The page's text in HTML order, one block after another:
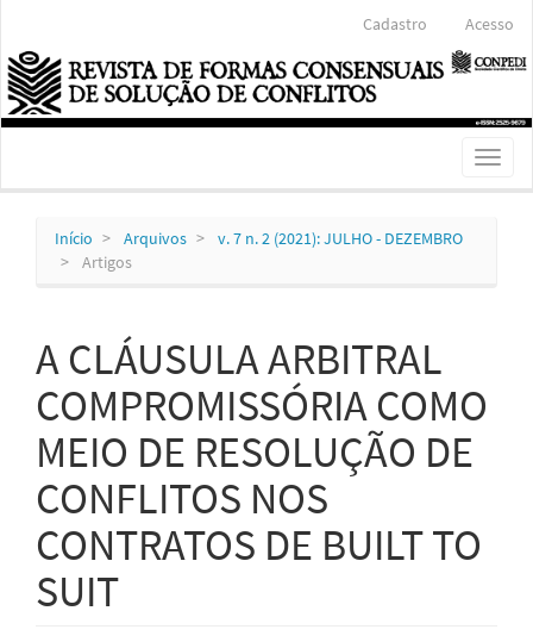
Conteúdo
principal
Barra
Lateral
Cadastro Acesso
Toggle
Início Arquivos
v. 7 n. 2 (2021): JULHO - DEZEMBRO
Artigos
A CLÁUSULA ARBITRAL
COMPROMISSÓRIA COMO
MEIO DE RESOLUÇÃO DE
CONFLITOS NOS
CONTRATOS DE BUILT TO
SUIT